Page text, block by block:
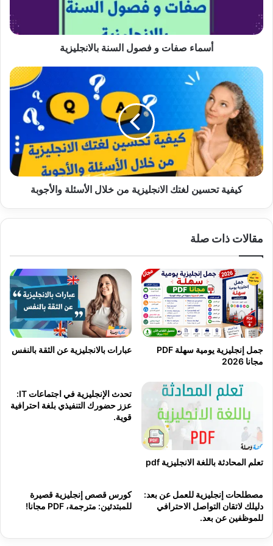
أسماء صفات و فصول السنة بالانجليزية
كيفية
تحسين
لغتك
الانجليزية
من
خلال
الأسئلة
والأجوبة
كيفية تحسين لغتك الانجليزية من خلال الأسئلة والأجوبة
مقالات ذات صلة
جمل إنجليزية يومية سهلة PDF
مجانا 2026
عبارات بالانجليزية عن الثقة بالنفس
تعلم المحادثة باللغة الانجليزية pdf
تحدث الإنجليزية في اجتماعات IT:
عزز حضورك التنفيذي بلغة احترافية
قوية.
مصطلحات إنجليزية للعمل عن بعد:
دليلك لاتقان التواصل الاحترافي
للموظفين عن بعد.
كورس قصص إنجليزية قصيرة
للمبتدئين: مترجمة، PDF مجانا!